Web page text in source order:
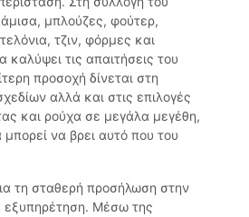
μπλούζες, φούτερ,
τζιν, φόρμες και
καλύψει τις απαιτήσεις του
προσοχή δίνεται στη
αλλά και στις επιλογές
και ρούχα σε μεγάλα μεγέθη,
να βρει αυτό που του
τη σταθερή προσήλωση στην
εξυπηρέτηση. Μέσω της